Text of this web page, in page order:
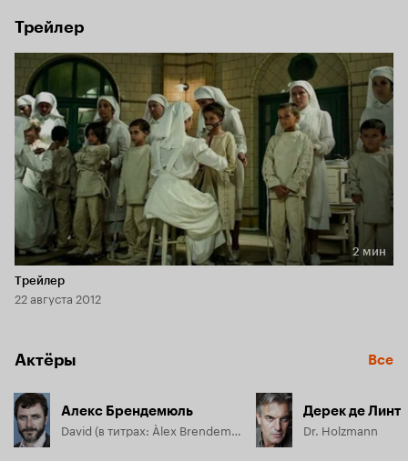
Трейлер
Длительность 2 мин
2 мин
Трейлер
22 августа 2012
Актёры Все
Алекс Брендемюль Дерек де Линт
Dr. Holzmann